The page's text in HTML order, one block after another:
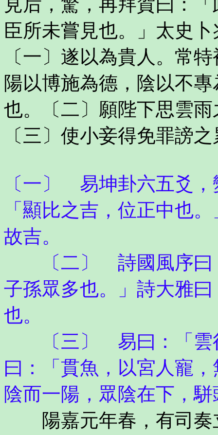
臣所未嘗見也。」太史
〔一〕遂以為貴人。常
陽以博施為德，陰以不
也。〔二〕願陛下思雲
〔三〕使小妾得免罪謗
〔一〕 易坤卦六五爻
「顯比之吉，位正中也
故吉。
〔二〕 詩國風序曰：
子孫眾多也。」詩大雅
也。
〔三〕 易曰：「雲行
曰：「貫魚，以宮人寵
陰而一陽，眾陰在下，
陽嘉元年春，有司奏